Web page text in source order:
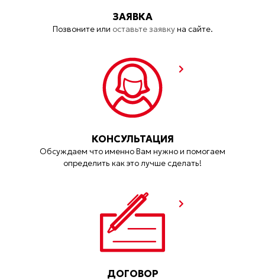
ЗАЯВКА
Позвоните или оставьте заявкуна сайте.
КОНСУЛЬТАЦИЯ
Обсуждаем что именно Вам нужно и помогаем
определить как это лучше сделать!
ДОГОВОР